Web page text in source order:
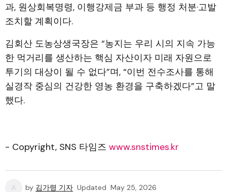
과, 원상회복명령, 이행강제금 부과 등 행정 처분·고발
조치할 계획이다.
김회산 도농상생국장은 “농지는 우리 시의 지속 가능
한 먹거리를 생산하는 핵심 자산이자 미래 자원으로
투기의 대상이 될 수 없다”며, “이번 전수조사를 통해
실경작 중심의 건강한 영농 환경을 구축하겠다”고 말
했다.
- Copyright, SNS 타임즈 www.snstimes.kr
by 김가령 기자 Updated May 25, 2026